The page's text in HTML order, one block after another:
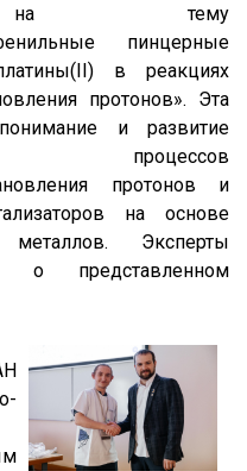
на тему
пинцерные
в реакциях
протонов». Эта
и развитие
процессов
протонов и
на основе
Эксперты
о представленном